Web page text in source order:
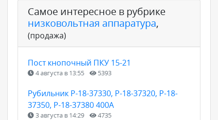
Самое интересное в рубрике
низковольтная аппаратура,
(продажа)
Пост кнопочный ПКУ 15-21
4 августа в 13:55 5393
Рубильник Р-18-37330, Р-18-37320, Р-18-
37350, Р-18-37380 400А
3 августа в 14:29 4735